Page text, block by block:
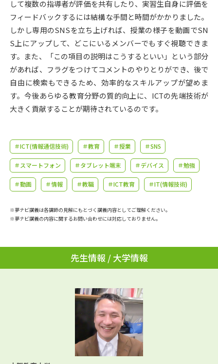
先輩が入学を決めた理由 テレメール全国一斉進学調査
新生活お役立ちガイド
学問発見 学問検索
学問のミニ講義「夢ナビ講義」 学問分野解説
学問の教科書 夢ナビライブ
受付内容・発送状況の確認
テレメール進学カタログ
訂正のご案内
して複数の指導者が評価を共有したり、実習生自身に評価を
フィードバックするには結構な手間と時間がかかりました。
しかし専用のSNSを立ち上げれば、授業の様子を動画でSN
S上にアップして、どこにいるメンバーでもすぐ視聴できま
す。また、「この項目の説明はこうするといい」という部分
があれば、フラグをつけてコメントのやりとりができ、後で
自由に検索もできるため、効率的なスキルアップが望めま
す。今後あらゆる教育分野の質的向上に、ICTの先端技術が
大きく貢献することが期待されているのです。
＃ICT(情報通信技術) ＃教育 ＃授業 ＃SNS
＃スマートフォン ＃タブレット端末 ＃デバイス ＃勉強
＃動画 ＃情報 ＃教職 ＃ICT教育 ＃IT(情報技術)
※夢ナビ講義は各講師の見解にもとづく講義内容としてご理解ください。
※夢ナビ講義の内容に関するお問い合わせには対応しておりません。
先生情報 / 大学情報